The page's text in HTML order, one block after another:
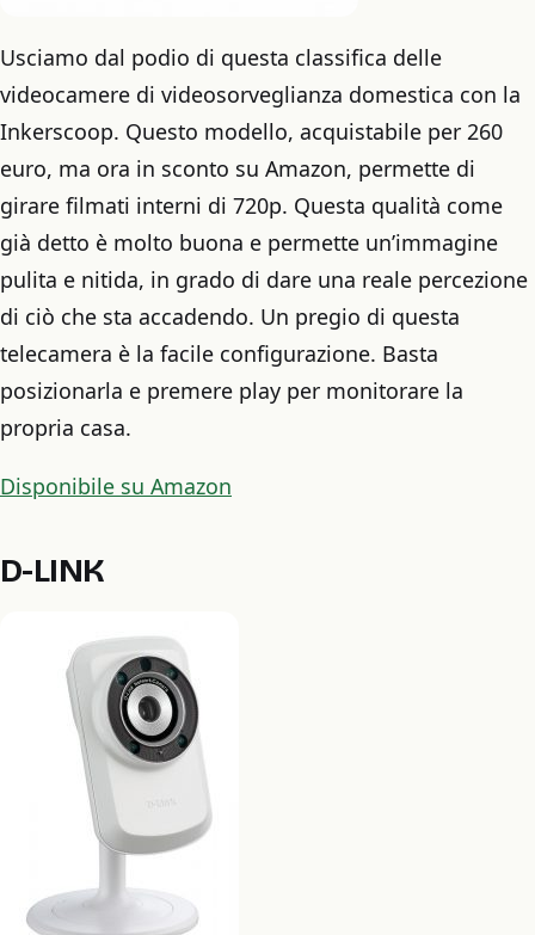
Usciamo dal podio di questa classifica delle
videocamere di videosorveglianza domestica con la
Inkerscoop. Questo modello, acquistabile per 260
euro, ma ora in sconto su Amazon, permette di
girare filmati interni di 720p. Questa qualità come
già detto è molto buona e permette un’immagine
pulita e nitida, in grado di dare una reale percezione
di ciò che sta accadendo. Un pregio di questa
telecamera è la facile configurazione. Basta
posizionarla e premere play per monitorare la
propria casa.
Disponibile su Amazon
D-LINK